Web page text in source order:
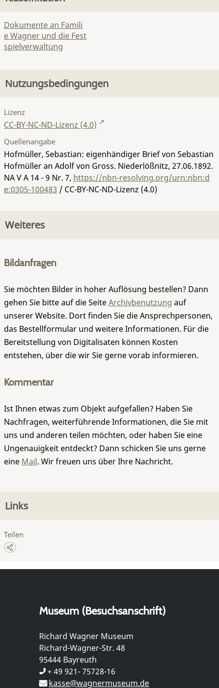
Dokumente an Famili
e Wagner und die Fest
spielverwaltung
Nutzungsbedingungen
Lizenz
CC-BY-NC-ND-Lizenz (4.0)
Quellenangabe
Hofmüller, Sebastian: eigenhändiger Brief von Sebastian
Hofmüller an Adolf von Gross. Niederlößnitz, 27.06.1892.
NA V A 14 - 9 Nr. 7, https://nbn-resolving.org/urn:nbn:d
e:0305-100483 / CC-BY-NC-ND-Lizenz (4.0)
Weiteres
Bildanfragen
Sie möchten Bilder in hoher Auflösung bestellen? Dann
gehen Sie bitte auf die SeiteArchivbenutzung auf
unserer Website. Dort finden Sie die Ansprechpersonen,
das Bestellformular und weitere Informationen. Für die
Bereitstellung von Digitalisaten können Kosten
entstehen, über die wir Sie gerne vorab informieren.
Kommentar
Ist Ihnen etwas zum Objekt aufgefallen? Haben Sie
Nachfragen, weiterführende Informationen, die Sie mit
uns und anderen teilen möchten, oder haben Sie eine
Ungenauigkeit entdeckt? Dann schicken Sie uns gerne
eine Mail. Wir freuen uns über Ihre Nachricht.
Links
Teilen
Museum (Besuchsanschrift)
Richard Wagner Museum
Richard-Wagner-Str. 48
95444 Bayreuth
+ 49 921- 75728-16
kasse@wagnermuseum.de